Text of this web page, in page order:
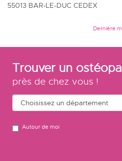
55013 BAR-LE-DUC CEDEX
Dernière
Trouver un
près de chez vous !
Autour de moi